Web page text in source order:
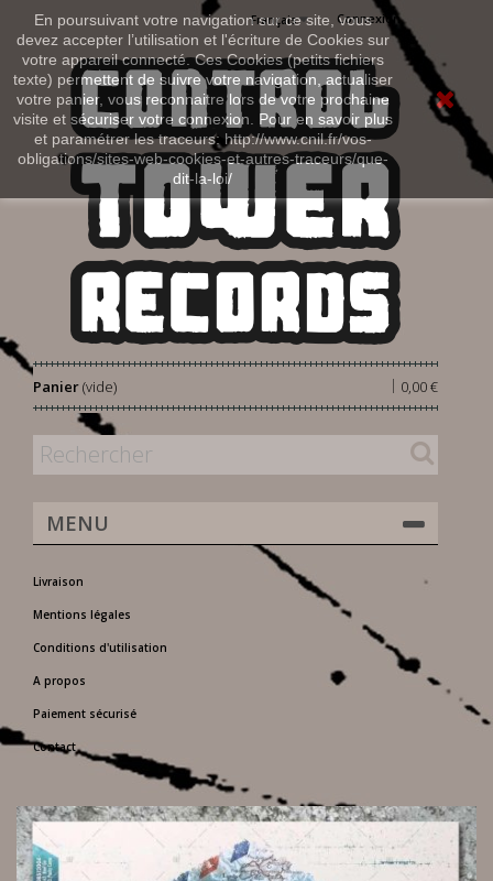
En poursuivant votre navigation sur ce site, vous
devez accepter l’utilisation et l'écriture de Cookies sur
votre appareil connecté. Ces Cookies (petits fichiers
texte) permettent de suivre votre navigation, actualiser
votre panier, vous reconnaitre lors de votre prochaine
visite et sécuriser votre connexion. Pour en savoir plus
et paramétrer les traceurs: http://www.cnil.fr/vos-
obligations/sites-web-cookies-et-autres-traceurs/que-
dit-la-loi/
Connexion
Français
Panier 0,00 €
|
(vide)
MENU
Livraison
Mentions légales
Conditions d'utilisation
A propos
Paiement sécurisé
Contact